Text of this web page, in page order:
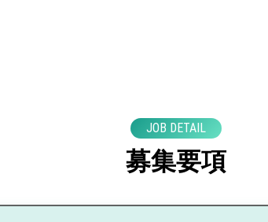
JOB DETAIL
募集要項